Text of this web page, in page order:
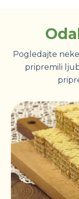
Pogledajte
pripremili